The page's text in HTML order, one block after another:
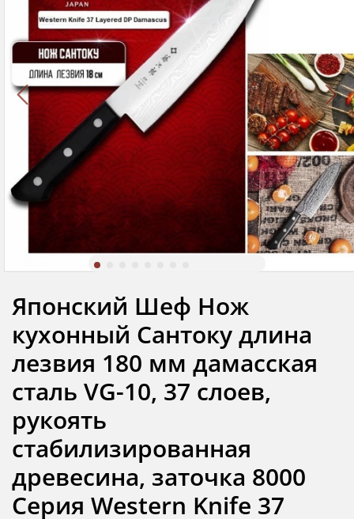
Японский Шеф Нож
кухонный Сантоку длина
лезвия 180 мм дамасская
сталь VG-10, 37 слоев,
рукоять
стабилизированная
древесина, заточка 8000
Серия Western Knife 37